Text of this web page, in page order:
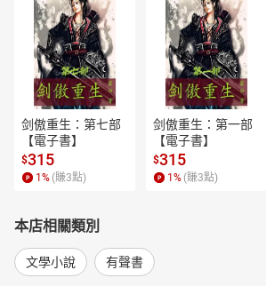
‧世道比惡童更惡，虛構的罪反而是殘酷現
到八十年前的匈牙利，我們會成為加害者、
論如何，在雅歌塔離去後的世界，我們似乎
言與真正的惡格鬥。——詩人、作家／廖偉棠
‧《惡童》在青少年時代的閱讀記憶中震撼
現不止如此，再到第三部曲又不止如此，戰
故事究竟帶來撫慰還是謊言，尉遲秀的譯筆
何都讓人極其痛苦，這套小說太好看了，希望
經典虐一次。——劇作家／簡莉穎
寫著艱難的題材，字字句句驚心動魄，多年後
曲》依然是我最愛的小說之一。——作家／陳雪
‧閱讀《惡童三部曲》是不可能遺忘的閱讀體
剑傲重生：第七部
【電子書】
$315
1 % (賺3點)
剑傲重生：第一部
【電子書】
$315
1 % (賺3點)
本店相關類別
文學小說 有聲書